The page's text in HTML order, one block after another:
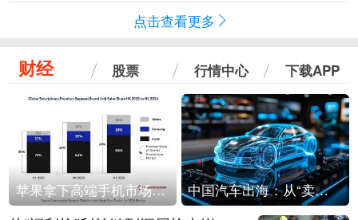
点击查看更多
财经 股票 行情中心 下载APP
苹果拿下高端手机市场65%的份额：iPhone 17系列功不可没 中国汽车出海：从“卖出去”到“走进去”